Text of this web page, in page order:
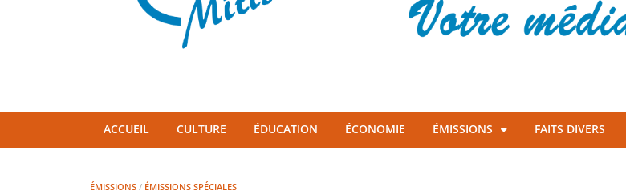
TVM
ACCUEIL CULTURE ÉDUCATION ÉCONOMIE ÉMISSIONS FAITS DIVERS
ÉMISSIONS / ÉMISSIONS SPÉCIALES